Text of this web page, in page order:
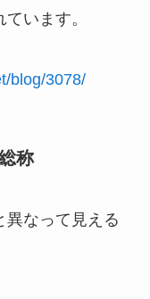
います。
blog/3078/
称
異なって見える